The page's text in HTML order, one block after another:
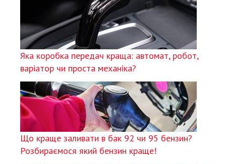
Яка коробка передач краща: автомат, робот,
варіатор чи проста механіка?
Що краще заливати в бак 92 чи 95 бензин?
Розбираємося який бензин краще!